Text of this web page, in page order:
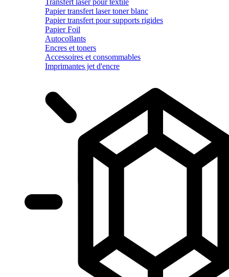
Papier transfert laser toner blanc
Papier transfert pour supports rigides
Papier Foil
Autocollants
Encres et toners
Accessoires et consommables
Imprimantes jet d'encre